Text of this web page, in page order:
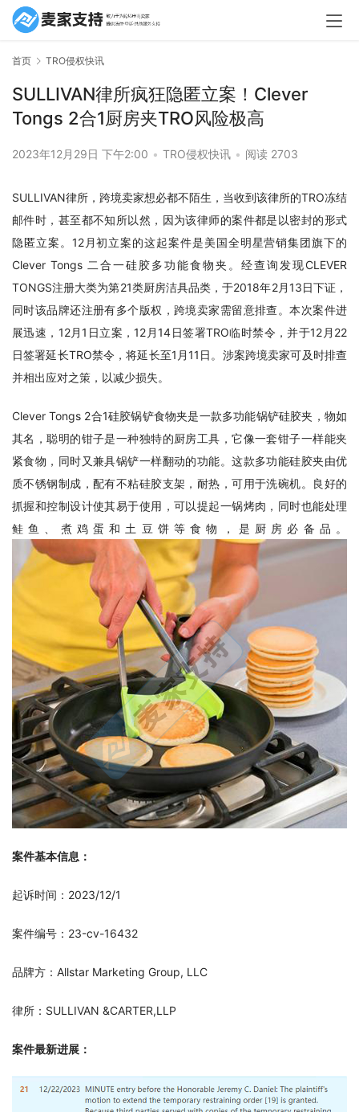
首页 TRO侵权快讯
SULLIVAN律所疯狂隐匿立案！Clever
Tongs 2合1厨房夹TRO风险极高
2023年12月29日 下午2:00 • TRO侵权快讯 • 阅读 2703
SULLIVAN律所，跨境卖家想必都不陌生，当收到该律所的TRO冻结
邮件时，甚至都不知所以然，因为该律师的案件都是以密封的形式
隐匿立案。12月初立案的这起案件是美国全明星营销集团旗下的
Clever Tongs 二合一硅胶多功能食物夹。经查询发现CLEVER
TONGS注册大类为第21类厨房洁具品类，于2018年2月13日下证，
同时该品牌还注册有多个版权，跨境卖家需留意排查。本次案件进
展迅速，12月1日立案，12月14日签署TRO临时禁令，并于12月22
日签署延长TRO禁令，将延长至1月11日。涉案跨境卖家可及时排查
并相出应对之策，以减少损失。
Clever Tongs 2合1硅胶锅铲食物夹是一款多功能锅铲硅胶夹，物如
其名，聪明的钳子是一种独特的厨房工具，它像一套钳子一样能夹
紧食物，同时又兼具锅铲一样翻动的功能。这款多功能硅胶夹由优
质不锈钢制成，配有不粘硅胶支架，耐热，可用于洗碗机。
良好的
抓握和控制设计使其易于使用，可以提起一锅烤肉，同时也能处理
鲑鱼、煮鸡蛋和土豆饼等食物，是厨房必备品。
案件基本信息：
起诉时间：2023/12/1
案件编号：23-cv-16432
品牌方：Allstar Marketing Group, LLC
律所：SULLIVAN &CARTER,LLP
案件最新进展：